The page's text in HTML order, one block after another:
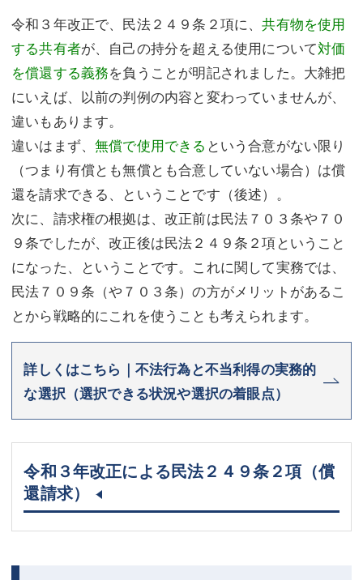
令和３年改正で、民法２４９条２項に、共有物を使用
する共有者が、自己の持分を超える使用について対価
を償還する義務を負うことが明記されました。大雑把
にいえば、以前の判例の内容と変わっていませんが、
違いもあります。
違いはまず、無償で使用できる という合意がない限り
（つまり有償とも無償とも合意していない場合）は償
還を請求できる、ということです（後述）。
次に、請求権の根拠は、改正前は民法７０３条や７０
９条でしたが、改正後は民法２４９条２項ということ
になった、ということです。これに関して実務では、
民法７０９条（や７０３条）の方がメリットがあるこ
とから戦略的にこれを使うことも考えられます。
詳しくはこちら｜不法行為と不当利得の実務的
な選択（選択できる状況や選択の着眼点）
令和３年改正による民法２４９条２項（償
還請求）